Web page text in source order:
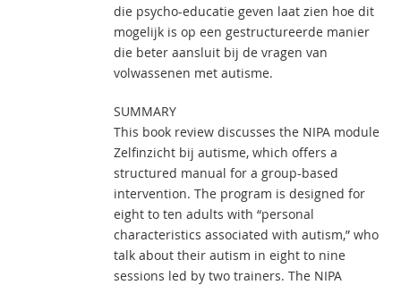
die psycho-educatie geven laat zien hoe dit
mogelijk is op een gestructureerde manier
die beter aansluit bij de vragen van
volwassenen met autisme.
SUMMARY
This book review discusses the NIPA module
Zelfinzicht bij autisme, which offers a
structured manual for a group-based
intervention. The program is designed for
eight to ten adults with “personal
characteristics associated with autism,” who
talk about their autism in eight to nine
sessions led by two trainers. The NIPA